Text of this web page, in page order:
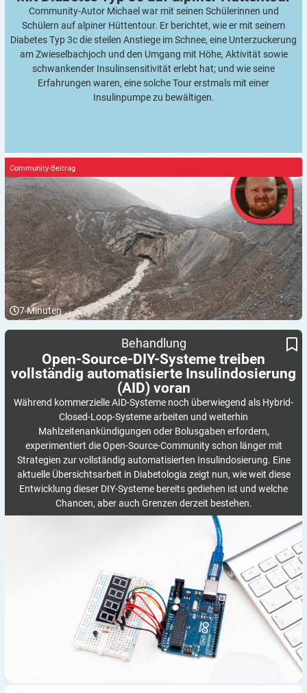
Community-Autor Michael war mit seinen Schülerinnen und
Schülern auf alpiner Hüttentour. Er berichtet, wie er mit seinem
Diabetes Typ 3c die steilen Anstiege im Schnee, eine Unterzuckerung
am Zwieselbachjoch und den Umgang mit Höhe, Aktivität sowie
schwankender Insulinsensitivität erlebt hat; und wie seine
Erfahrungen waren, eine solche Tour erstmals mit einer
Insulinpumpe zu bewältigen.
7Minuten
Community-Beitrag
Open-Source-DIY-Systeme treiben vollständig automatisierte
Insulindosierung (AID) voran
Behandlung
Open-Source-DIY-Systeme treiben
vollständig automatisierte Insulindosierung
(AID) voran
Während kommerzielle AID-Systeme noch überwiegend als Hybrid-
Closed-Loop-Systeme arbeiten und weiterhin
Mahlzeitenankündigungen oder Bolusgaben erfordern,
experimentiert die Open-Source-Community schon länger mit
Strategien zur vollständig automatisierten Insulindosierung. Eine
aktuelle Übersichtsarbeit in Diabetologia zeigt nun, wie weit diese
Entwicklung dieser DIY-Systeme bereits gediehen ist und welche
Chancen, aber auch Grenzen derzeit bestehen.